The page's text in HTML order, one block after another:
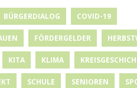
BÜRGERDIALOG COVID-19
FÖRDERGELDER
KITA KLIMA
SCHULE SENIOREN